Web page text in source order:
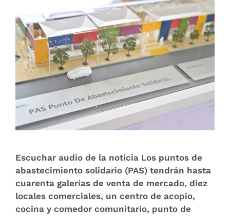
Escuchar audio de la noticia Los puntos de
abastecimiento solidario (PAS) tendrán hasta
cuarenta galerías de venta de mercado, diez
locales comerciales, un centro de acopio,
cocina y comedor comunitario, punto de